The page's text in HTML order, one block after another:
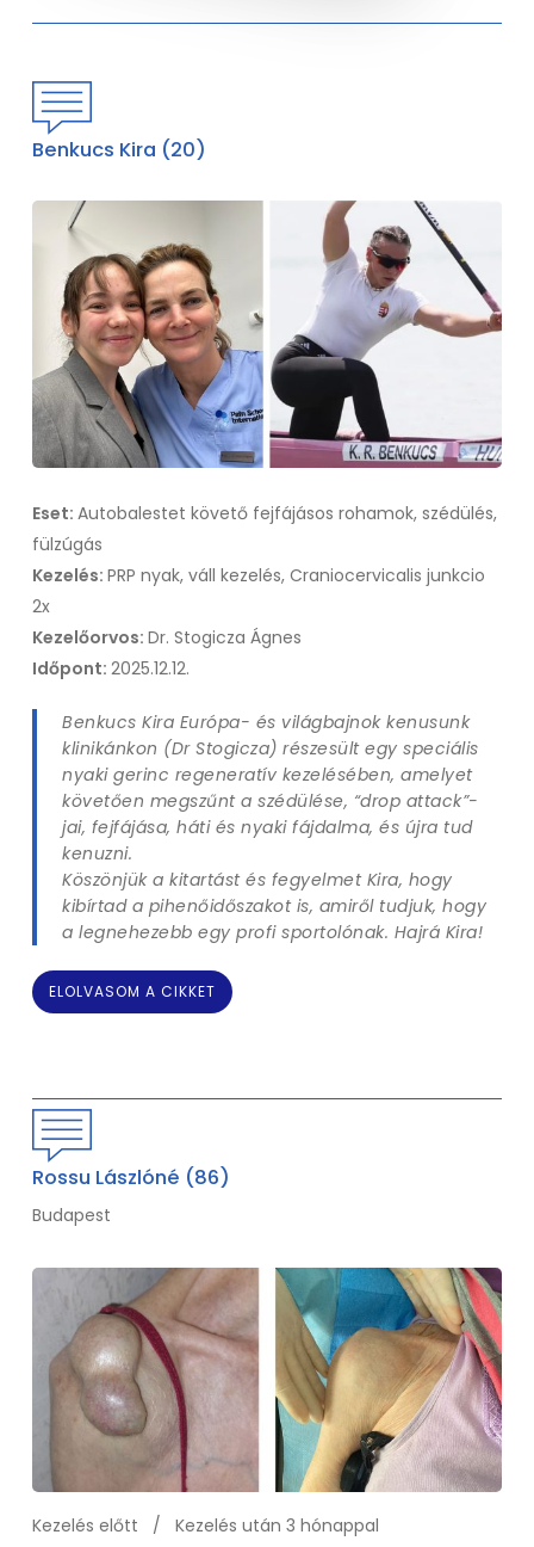
Benkucs Kira (20)
Eset:Autobalestet követő fejfájásos rohamok, szédülés,
fülzúgás
Kezelés:PRP nyak, váll kezelés, Craniocervicalis junkcio
2x
Kezelőorvos:Dr. Stogicza Ágnes
Időpont:2025.12.12.
Benkucs Kira Európa- és világbajnok kenusunk
klinikánkon (Dr Stogicza) részesült egy speciális
nyaki gerinc regeneratív kezelésében, amelyet
követően megszűnt a szédülése, “drop attack”-
jai, fejfájása, háti és nyaki fájdalma, és újra tud
kenuzni.
Köszönjük a kitartást és fegyelmet Kira, hogy
kibírtad a pihenőidőszakot is, amiről tudjuk, hogy
a legnehezebb egy profi sportolónak. Hajrá Kira!
ELOLVASOM A CIKKET
Rossu Lászlóné (86)
Budapest
Kezelés előtt / Kezelés után 3 hónappal